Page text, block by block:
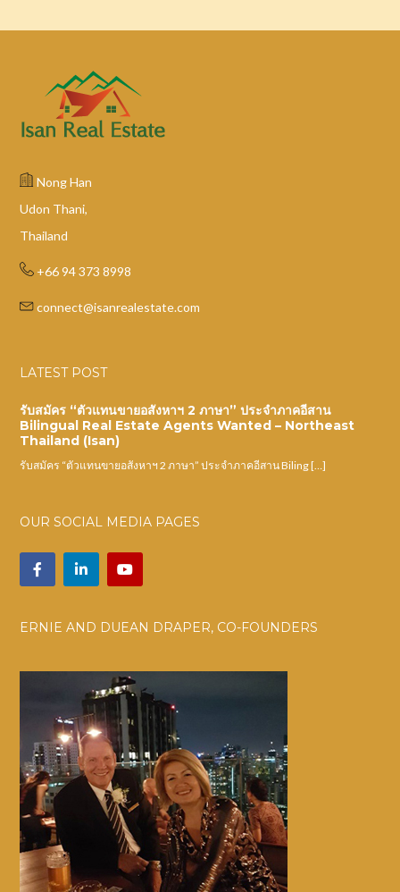
Nong Han
Udon Thani,
Thailand
+66 94 373 8998
connect@isanrealestate.com
LATEST POST
รับสมัคร “ตัวแทนขายอสังหาฯ 2 ภาษา” ประจำภาคอีสาน
Bilingual Real Estate Agents Wanted – Northeast
Thailand (Isan)
รับสมัคร “ตัวแทนขายอสังหาฯ 2 ภาษา” ประจำภาคอีสาน Biling […]
OUR SOCIAL MEDIA PAGES
ERNIE AND DUEAN DRAPER, CO-FOUNDERS